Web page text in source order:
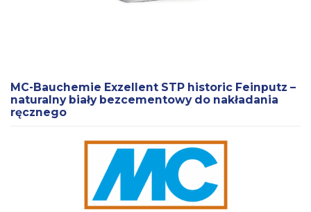
MC-Bauchemie Exzellent STP historic Feinputz –
naturalny biały bezcementowy do nakładania
ręcznego